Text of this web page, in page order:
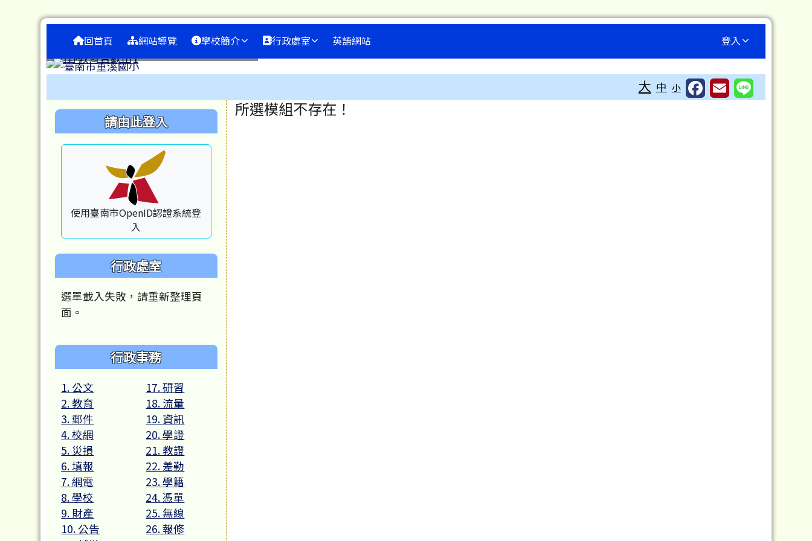
跳至主內容區
臺南市重溪國小
導覽列
回首頁 網站導覽 學校簡介 行政處室 英語網站 登入
⏸
大 中 小
左邊區域內容
請由此登入
使用臺南市OpenID認證系統登
入
行政處室
選單載入失敗，請重新整理頁
面。
行政事務
1. 公文
2. 教育
3. 郵件
4. 校網
5. 災損
6. 填報
7. 網電
8. 學校
9. 財產
10. 公告
17. 研習
18. 流量
19. 資訊
20. 學證
21. 教證
22. 差勤
23. 學籍
24. 憑單
25. 無線
26. 報修
主內容區域
所選模組不存在！
頁尾區域